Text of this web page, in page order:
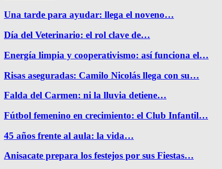
Una tarde para ayudar: llega el noveno…
Día del Veterinario: el rol clave de…
Energía limpia y cooperativismo: así funciona el…
Risas aseguradas: Camilo Nicolás llega con su…
Falda del Carmen: ni la lluvia detiene…
Fútbol femenino en crecimiento: el Club Infantil…
45 años frente al aula: la vida…
Anisacate prepara los festejos por sus Fiestas…